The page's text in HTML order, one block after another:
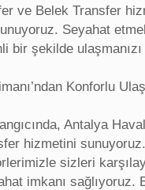
ve Belek Transfer
Seyahat
bir şekilde ulaşmanızı
Konforlu
Antalya
hizmetini
sizleri
imkanı sağlıyoruz.